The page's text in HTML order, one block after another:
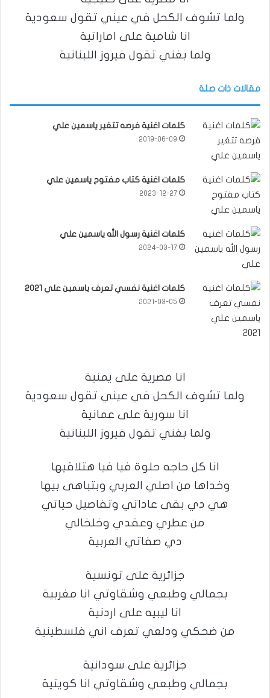
ولما تشوف الكحل في عيني تقول سعودية
انا شامية على اماراتية
ولما بغني تقول فيروز اللبنانية
مقالات ذات صلة
كلمات اغنية فرصه تتغير ياسمين علي
2019-06-09
كلمات اغنية كتاب مفتوح ياسمين علي
2023-12-27
كلمات اغنية رسول الله ياسمين علي
2024-03-17
كلمات اغنية نفسي تعرف ياسمين علي 2021
2021-03-05
انا مصرية على يمنية
ولما تشوف الكحل في عيني تقول سعودية
انا سورية على عمانية
ولما بغني تقول فيروز اللبنانية
انا كل حاجه حلوة فيا فيا هتلاقيها
وخداها من اصلي العربي وبتباهى بيها
هي دي بقى عاداتي وتفاصيل حياتي
من عطري وعقدي وخلخالي
دي صفاتي العربية
جزائرية على تونسية
بجمالي وطبعي وشقاوتي انا مغربية
انا ليبيه على اردنية
من ضحكي ودلعي تعرف اني فلسطينية
جزائرية على سودانية
بجمالي وطبعي وشقاوتي انا كويتية